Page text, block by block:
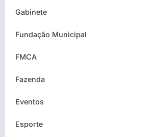
Gabinete
Fundação Municipal
FMCA
Fazenda
Eventos
Esporte